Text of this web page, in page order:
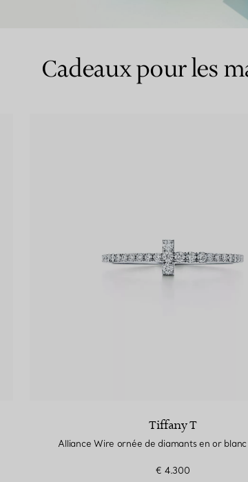
Bagues
un expert en diamants Tiffany.
Cadeaux pour les
Tiffany T
Alliance Wire ornée de diamants en or
€ 4.300